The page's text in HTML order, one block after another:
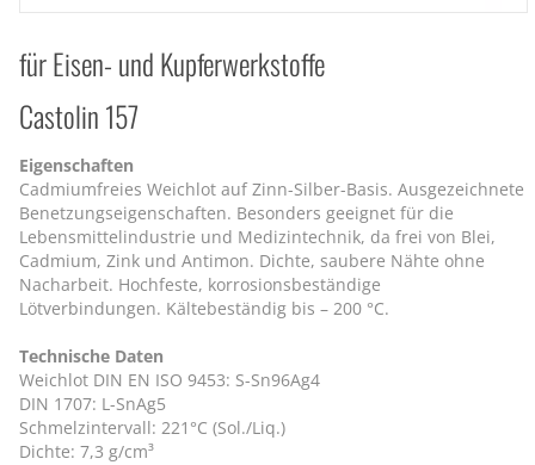
für Eisen- und Kupferwerkstoffe
Castolin 157
Eigenschaften
Cadmiumfreies Weichlot auf Zinn-Silber-Basis. Ausgezeichnete
Benetzungseigenschaften. Besonders geeignet für die
Lebensmittelindustrie und Medizintechnik, da frei von Blei,
Cadmium, Zink und Antimon. Dichte, saubere Nähte ohne
Nacharbeit. Hochfeste, korrosionsbeständige
Lötverbindungen. Kältebeständig bis – 200 °C.
Technische Daten
Weichlot DIN EN ISO 9453: S-Sn96Ag4
DIN 1707: L-SnAg5
Schmelzintervall: 221°C (Sol./Liq.)
Dichte: 7,3 g/cm³